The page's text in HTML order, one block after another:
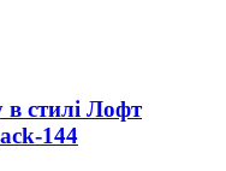
стилі Лофт
144